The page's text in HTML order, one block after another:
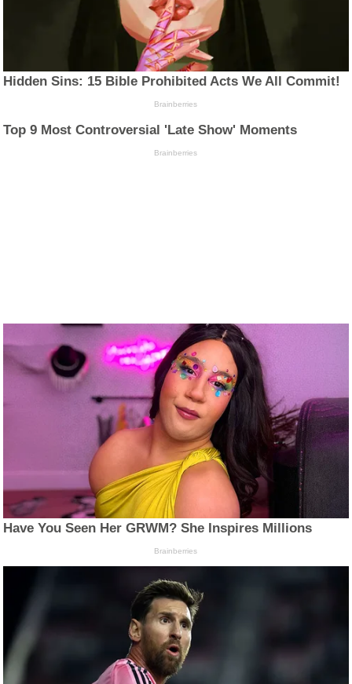
Hidden Sins: 15 Bible Prohibited Acts We All Commit!
Brainberries
Top 9 Most Controversial 'Late Show' Moments
Brainberries
Have You Seen Her GRWM? She Inspires Millions
Brainberries